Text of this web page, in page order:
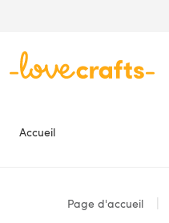
Accueil
Page d'accueil